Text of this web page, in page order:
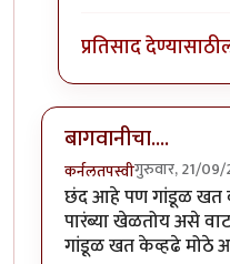
प्रतिसाद देण्यासाठी
बागवानीचा....
कर्नलतपस्वीगुरुवार, 21/09/
छंद आहे पण गांडूळ खत
पारंब्या खेळतोय असे
गांडूळ खत केव्हढे मोठे